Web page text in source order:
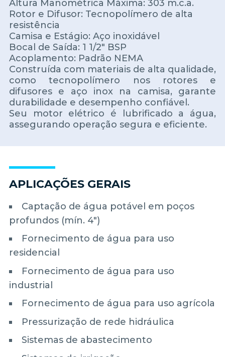
Altura Manométrica Máxima: 303 m.c.a.
Rotor e Difusor: Tecnopolímero de alta
resistência
Camisa e Estágio: Aço inoxidável
Bocal de Saída: 1 1/2" BSP
Acoplamento: Padrão NEMA
Construída com materiais de alta qualidade,
como tecnopolímero nos rotores e
difusores e aço inox na camisa, garante
durabilidade e desempenho confiável.
Seu motor elétrico é lubrificado a água,
assegurando operação segura e eficiente.
APLICAÇÕES GERAIS
Captação de água potável em poços
profundos (mín. 4")
Fornecimento de água para uso
residencial
Fornecimento de água para uso
industrial
Fornecimento de água para uso agrícola
Pressurização de rede hidráulica
Sistemas de abastecimento